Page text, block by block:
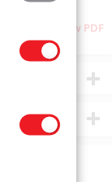
Pobierz stronę w PDF